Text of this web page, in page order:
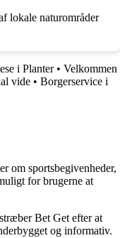
lokale naturområder
i Planter• Velkommen
vide • Borgerservice i
om sportsbegivenheder,
for brugerne at
Bet Get efter at
og informativ.